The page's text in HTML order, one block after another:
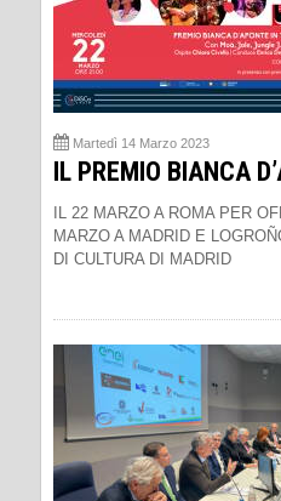
Martedì 14 Marzo 2023
IL PREMIO BIANCA
IL 22 MARZO A ROMA PER
MARZO A MADRID E
DI CULTURA DI MADRID